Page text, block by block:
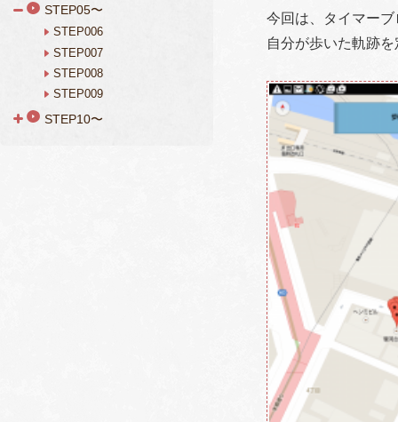
今回は、タイマー
自分が歩いた軌跡
STEP05〜
STEP006
STEP007
STEP008
STEP009
STEP10〜